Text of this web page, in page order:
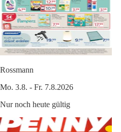
Rossmann
Mo. 3.8. - Fr. 7.8.2026
Nur noch heute gültig